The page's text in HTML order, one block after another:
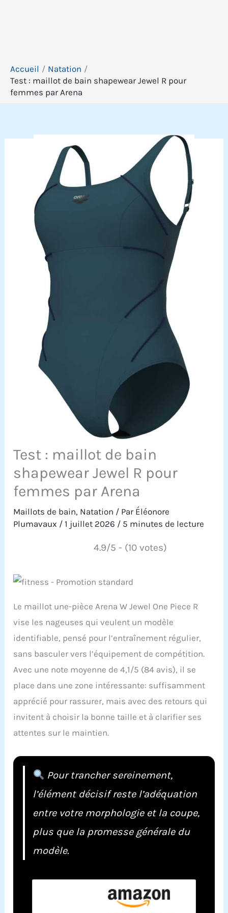
Accueil
Natation
Test : maillot de bain shapewear Jewel R pour
femmes par Arena
Test : maillot de bain
shapewear Jewel R pour
femmes par Arena
Maillots de bain, Natation / Par Éléonore
Plumavaux /1 juillet 2026 / 5 minutes de lecture
4.9/5 - (10 votes)
Le maillot une-pièce Arena W Jewel One Piece R
vise les nageuses qui veulent un modèle
identifiable, pensé pour l’entraînement régulier,
sans basculer vers l’équipement de compétition.
Avec une note moyenne de 4,1/5 (84 avis), il se
place dans une zone intéressante: suffisamment
apprécié pour rassurer, mais avec des retours qui
invitent à choisir la bonne taille et à clarifier ses
attentes sur le maintien.
Pour trancher sereinement,
l’élément décisif reste l’adéquation
entre votre morphologie et la coupe,
plus que la promesse générale du
modèle.